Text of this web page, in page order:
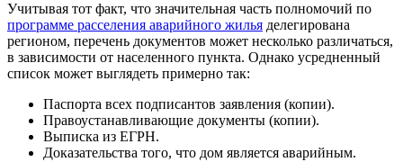
Учитывая тот факт, что значительная часть полномочий по
программе расселения аварийного жилья делегирована
регионом, перечень документов может несколько различаться,
в зависимости от населенного пункта. Однако усредненный
список может выглядеть примерно так:
Паспорта всех подписантов заявления (копии).
Правоустанавливающие документы (копии).
Выписка из ЕГРН.
Доказательства того, что дом является аварийным.